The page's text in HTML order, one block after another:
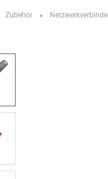
Zubehör »